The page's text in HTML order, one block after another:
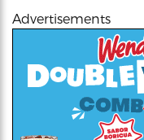
Advertisements